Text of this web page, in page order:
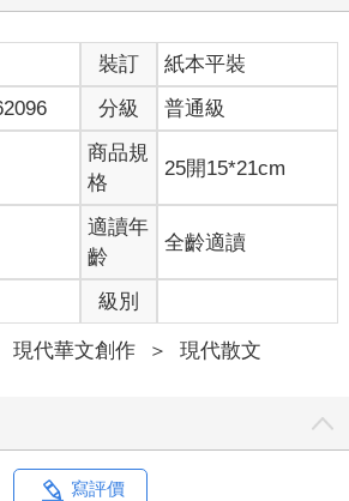
我們有什麼吃什麼。營養午餐是唯一正
本是果腹。餐桌偶爾擱著不知道誰留下
白米飯新鮮現煮。身上稍有零錢，可得
麵滷味小吃部的一碗麻醬麵。更不濟，
元，放學省一趟公車錢走路回家就買得
和熱量，纖維素與蛋白質同樣匱乏。
公是一抹幽魂般存在家裡角落的贅婿，
分大小粗細，沒有阿公可以過問置喙的
輸一干內外孫子孫女。我們沒想過阿公
羅。老屋子很大，足夠我們與阿公各自
給其他人開幾個平行世界，比如長期寄
小表叔，不時遊走的大姑丈。這家裡沒
，該收拾家裡。
身跟這個家同樣陷入缺乏照養的頹境。
話裡爸說，「以後有小龍照顧你們。」
妹的兒子，我們應該叫表叔，但我們
裝訂
紙本平裝
分級 普通級
商品規
格
25開15*21cm
適讀年
齡
全齡適讀
級別
現代華文創作 ＞ 現代散文
寫評價